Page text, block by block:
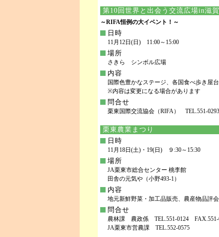
第10回世界と出会う交流広場in滋
～RIFA恒例の大イベント！～
日時
11月12日(日) 11:00～15:00
場所
さきら シンボル広場
内容
国際色豊かなステージ、各国食べ歩き屋
※内容は変更になる場合があります
問合せ
栗東国際交流協会（RIFA） TEL.551-
栗東農業まつり
日時
11月18日(土)・19(日) ９:30～15:30
場所
JA栗東市総合センター 桃李館
田舎の元気や（小野493-1）
内容
地元新鮮野菜・加工品販売、農産物品評
問合せ
農林課 農政係 TEL.551-0124 FAX.551-
JA栗東市営農課 TEL.552-0575